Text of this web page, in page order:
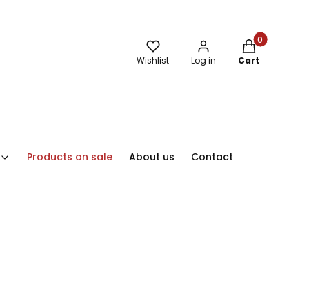
Wishlist Log in
Products in
Cart
Products on sale About us Contact